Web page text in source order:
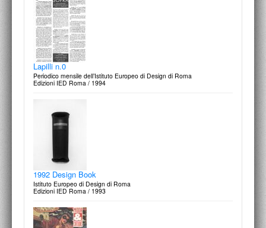
Lapilli n.0
Periodico mensile dell’Istituto Europeo di Design di Roma
Edizioni IED Roma / 1994
1992 Design Book
Istituto Europeo di Design di Roma
Edizioni IED Roma / 1993